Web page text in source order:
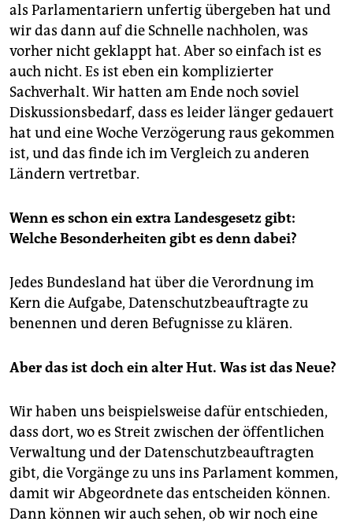
als Parlamentariern unfertig übergeben hat und
wir das dann auf die Schnelle nachholen, was
vorher nicht geklappt hat. Aber so einfach ist es
auch nicht. Es ist eben ein komplizierter
Sachverhalt. Wir hatten am Ende noch soviel
Diskussionsbedarf, dass es leider länger gedauert
hat und eine Woche Verzögerung raus gekommen
ist, und das finde ich im Vergleich zu anderen
Ländern vertretbar.
Wenn es schon ein extra Landesgesetz gibt:
Welche Besonderheiten gibt es denn dabei?
Jedes Bundesland hat über die Verordnung im
Kern die Aufgabe, Datenschutzbeauftragte zu
benennen und deren Befugnisse zu klären.
Aber das ist doch ein alter Hut. Was ist das Neue?
Wir haben uns beispielsweise dafür entschieden,
dass dort, wo es Streit zwischen der öffentlichen
Verwaltung und der Datenschutzbeauftragten
gibt, die Vorgänge zu uns ins Parlament kommen,
damit wir Abgeordnete das entscheiden können.
Dann können wir auch sehen, ob wir noch eine